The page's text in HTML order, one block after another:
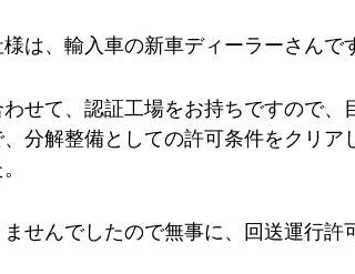
は、輸入車の新車ディーラーさんで
せて、認証工場をお持ちですので、
、分解整備としての許可条件をクリア
せんでしたので無事に、回送運行許